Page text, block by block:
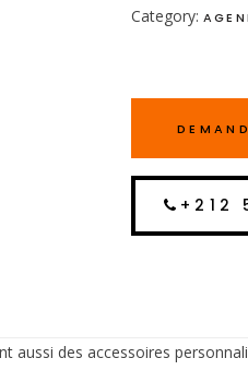
Category:
+212
aussi des accessoires